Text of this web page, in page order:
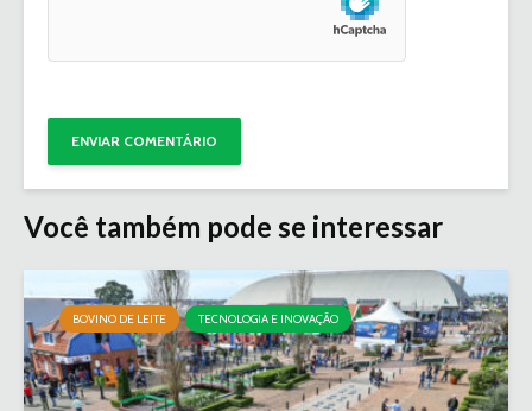
Você também pode se interessar
BOVINO DE LEITE TECNOLOGIA E INOVAÇÃO